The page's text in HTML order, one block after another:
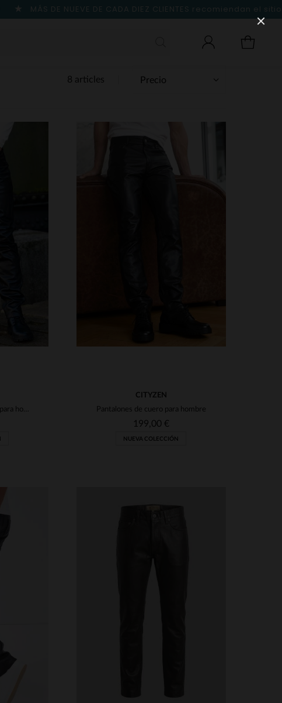
MÁS DE NUEVE DE CADA DIEZ CLIENTES recomiendan el sitio
8 articles
Pantalón de cuero negro para hombre.
CITYZEN
Pantalones de cuero para hombre
199,00 €
NUEVA COLECCIÓN